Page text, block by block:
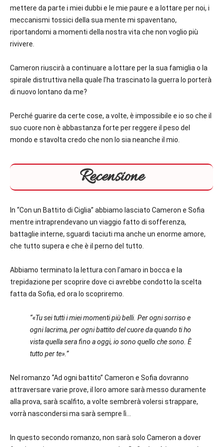
mettere da parte i miei dubbi e le mie paure e a lottare per noi, i
meccanismi tossici della sua mente mi spaventano,
riportandomi a momenti della nostra vita che non voglio più
rivivere.
Cameron riuscirà a continuare a lottare per la sua famiglia o la
spirale distruttiva nella quale l’ha trascinato la guerra lo porterà
di nuovo lontano da me?
Perché guarire da certe cose, a volte, è impossibile e io so che il
suo cuore non è abbastanza forte per reggere il peso del
mondo e stavolta credo che non lo sia neanche il mio.
Recensione
In “Con un Battito di Ciglia” abbiamo lasciato Cameron e Sofia
mentre intraprendevano un viaggio fatto di sofferenza,
battaglie interne, sguardi taciuti ma anche un enorme amore,
che tutto supera e che è il perno del tutto.
Abbiamo terminato la lettura con l’amaro in bocca e la
trepidazione per scoprire dove ci avrebbe condotto la scelta
fatta da Sofia, ed ora lo scopriremo.
“«Tu sei tutti i miei momenti più belli. Per ogni sorriso e
ogni lacrima, per ogni battito del cuore da quando ti ho
vista quella sera fino a oggi, io sono quello che sono. È
tutto per te».”
Nel romanzo “Ad ogni battito” Cameron e Sofia dovranno
attraversare varie prove, il loro amore sarà messo duramente
alla prova, sarà scalfito, a volte sembrerà volersi strappare,
vorrà nascondersi ma sarà sempre lì…
In questo secondo romanzo, non sarà solo Cameron a dover